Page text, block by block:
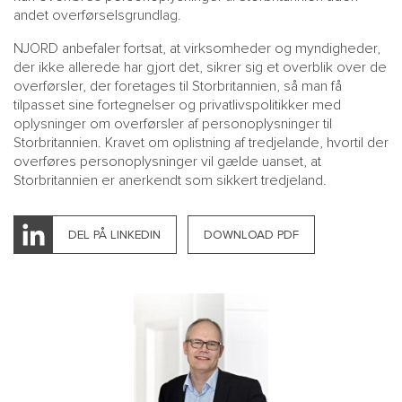
andet overførselsgrundlag.
NJORD anbefaler fortsat, at virksomheder og myndigheder,
der ikke allerede har gjort det, sikrer sig et overblik over de
overførsler, der foretages til Storbritannien, så man få
tilpasset sine fortegnelser og privatlivspolitikker med
oplysninger om overførsler af personoplysninger til
Storbritannien. Kravet om oplistning af tredjelande, hvortil der
overføres personoplysninger vil gælde uanset, at
Storbritannien er anerkendt som sikkert tredjeland.
DEL PÅ LINKEDIN DOWNLOAD PDF